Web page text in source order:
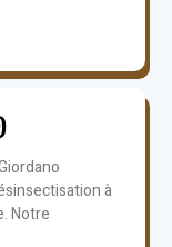
à
Notre